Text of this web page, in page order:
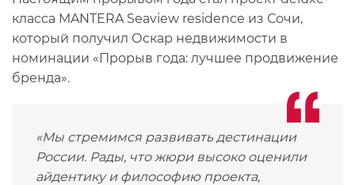
класса MANTERA Seaview residence из Сочи,
который получил Оскар недвижимости в
номинации «Прорыв года: лучшее продвижение
бренда».
«Мы стремимся развивать дестинации
России. Рады, что жюри высоко оценили
айдентику и философию проекта,